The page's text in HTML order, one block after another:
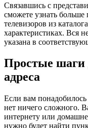
Связавшись с
сможете узнать
телевизоров из
характеристиках. Вся
указана в
Простые шаги
адреса
Если вам понадобилось
нет ничего сложного.
интернету или
нужно будет найти